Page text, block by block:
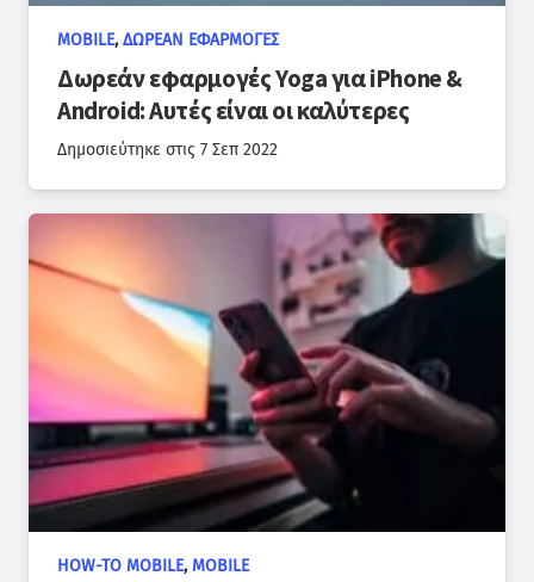
MOBILE,ΔΩΡΕΆΝ ΕΦΑΡΜΟΓΈΣ
Δωρεάν εφαρμογές Yoga για iPhone &
Android: Αυτές είναι οι καλύτερες
Δημοσιεύτηκε στις 7 Σεπ 2022
HOW-TO MOBILE, MOBILE